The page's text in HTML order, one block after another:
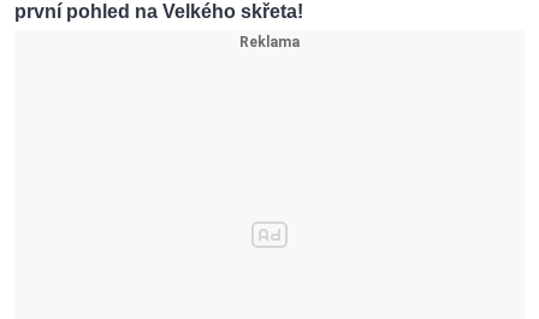
první pohled na Velkého skřeta!